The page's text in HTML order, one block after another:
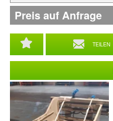
TEILEN
Preis auf Anfrage